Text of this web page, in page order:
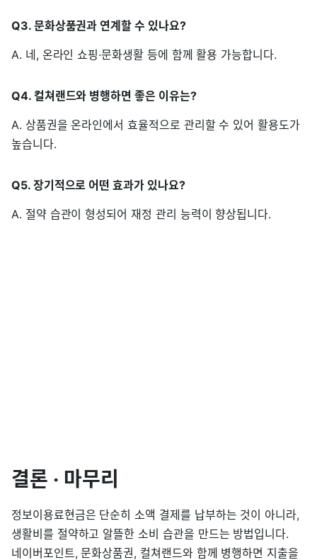
Q3. 문화상품권과 연계할 수 있나요?
A. 네, 온라인 쇼핑·문화생활 등에 함께 활용 가능합니다.
Q4. 컬쳐랜드와 병행하면 좋은 이유는?
A. 상품권을 온라인에서 효율적으로 관리할 수 있어 활용도가
높습니다.
Q5. 장기적으로 어떤 효과가 있나요?
A. 절약 습관이 형성되어 재정 관리 능력이 향상됩니다.
결론 · 마무리
정보이용료현금은 단순히 소액 결제를 납부하는 것이 아니라,
생활비를 절약하고 알뜰한 소비 습관을 만드는 방법입니다.
네이버포인트, 문화상품권, 컬쳐랜드와 함께 병행하면 지출을